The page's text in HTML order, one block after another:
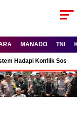
MANADO TNI
Hadapi Konflik Sosial